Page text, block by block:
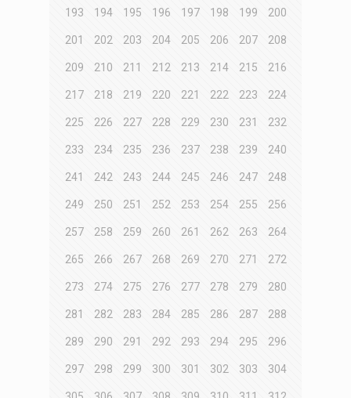
193 194 195 196 197 198 199 200
201 202 203 204 205 206 207 208
209 210 211 212 213 214 215 216
217 218 219 220 221 222 223 224
225 226 227 228 229 230 231 232
233 234 235 236 237 238 239 240
241 242 243 244 245 246 247 248
249 250 251 252 253 254 255 256
257 258 259 260 261 262 263 264
265 266 267 268 269 270 271 272
273 274 275 276 277 278 279 280
281 282 283 284 285 286 287 288
289 290 291 292 293 294 295 296
297 298 299 300 301 302 303 304